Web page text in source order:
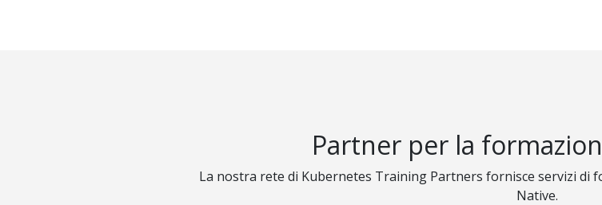
Partner per la
La nostra rete di Kubernetes Training Partners fornisce servizi di
Native.